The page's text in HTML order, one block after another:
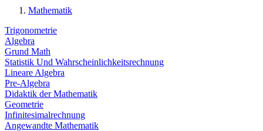
Mathematik
Trigonometrie
Algebra
Grund Math
Statistik Und Wahrscheinlichkeitsrechnung
Lineare Algebra
Pre-Algebra
Didaktik der Mathematik
Geometrie
Infinitesimalrechnung
Angewandte Mathematik